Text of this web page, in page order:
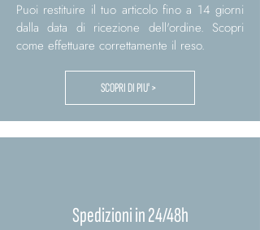
Puoi restituire il tuo articolo fino a 14 giorni
dalla data di ricezione dell'ordine. Scopri
come effettuare correttamente il reso.
SCOPRI DI PIU' >
Spedizioni in 24/48h